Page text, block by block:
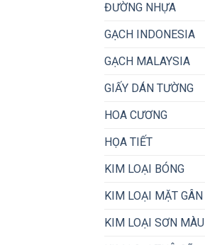
ĐƯỜNG NHỰA
GẠCH INDONESIA
GẠCH MALAYSIA
GIẤY DÁN TƯỜNG
HOA CƯƠNG
HỌA TIẾT
KIM LOẠI BÓNG
KIM LOẠI MẶT GÂN
KIM LOẠI SƠN MÀU